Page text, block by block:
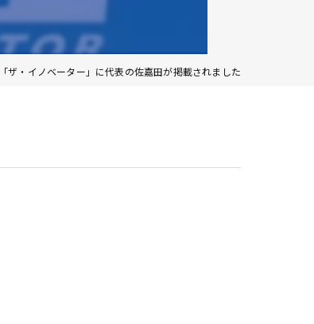
ザ・イノベーター」に代表の佐嘉田が掲載されました